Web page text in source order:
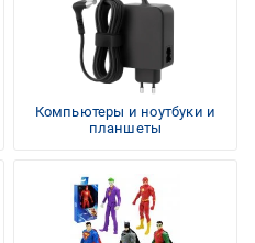
Компьютеры и ноутбуки и
планшеты